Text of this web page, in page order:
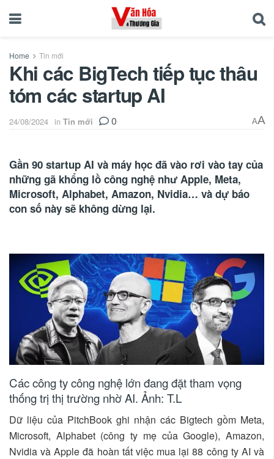
Home Tin mới
Khi các BigTech tiếp tục thâu
tóm các startup AI
24/08/2024 in Tin mới 0 AA
Gần 90 startup AI và máy học đã vào rơi vào tay của
những gã khổng lồ công nghệ như Apple, Meta,
Microsoft, Alphabet, Amazon, Nvidia… và dự báo
con số này sẽ không dừng lại.
Các công ty công nghệ lớn đang đặt tham vọng
thống trị thị trường nhờ AI. Ảnh: T.L
Dữ liệu của PitchBook ghi nhận các Bigtech gồm Meta,
Microsoft, Alphabet (công ty mẹ của Google), Amazon,
Nvidia và Apple đã hoàn tất việc mua lại 88 công ty AI và